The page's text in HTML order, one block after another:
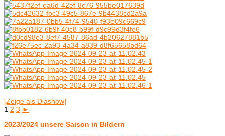
[Zeige als Diashow]
1 2 3 ►
2023/2024 unsere Saison in Bildern